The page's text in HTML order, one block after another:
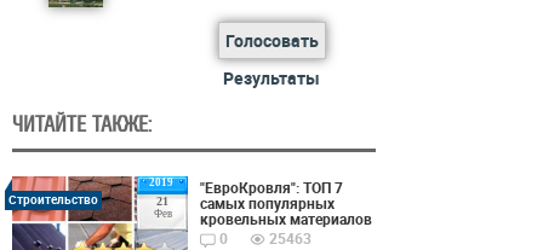
Голосовать
Результаты
ЧИТАЙТЕ ТАКЖЕ:
2019
21
Фев
Строительство
"ЕвроКровля": ТОП 7
самых популярных
кровельных материалов
0
25463